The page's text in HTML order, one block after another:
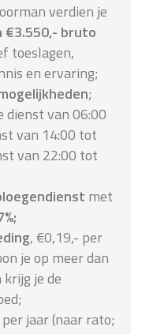
verdien je
€3.550,- bruto
toeslagen,
en ervaring;
;
dienst van 06:00
van 14:00 tot
van 22:00 tot
met
, €0,19,- per
je op meer dan
je de
per jaar (naar rato;